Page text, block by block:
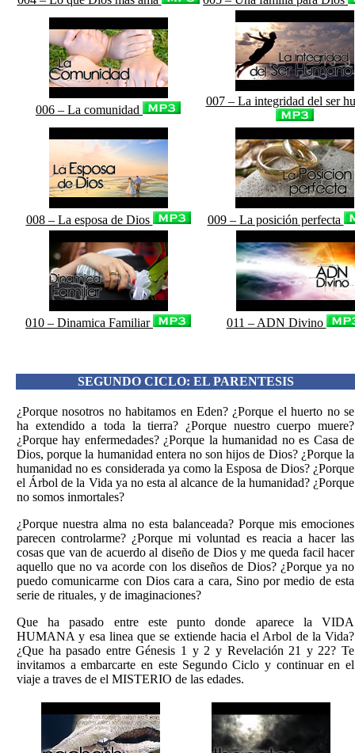
006 – La comunidad
007 – La integridad del ser
008 – La esposa de Dios 009 – La posición perfecta
010 – Dinamica Familiar 011 – ADN Divino
SEGUNDO CICLO: EL PARENTESIS
¿Porque nosotros no habitamos en Eden? ¿Porque el huerto no se
ha extendido a toda la tierra? ¿Porque nuestro cuerpo muere?
¿Porque hay enfermedades? ¿Porque la humanidad no es Casa de
Dios, porque la humanidad entera no son hijos de Dios? ¿Porque la
humanidad no es considerada ya como la Esposa de Dios? ¿Porque
el Árbol de la Vida ya no esta al alcance de la humanidad? ¿Porque
no somos inmortales?
¿Porque nuestra alma no esta balanceada? Porque mis emociones
parecen controlarme? ¿Porque mi voluntad es reacia a hacer las
cosas que van de acuerdo al diseño de Dios y me queda facil hacer
aquello que no va acorde con los diseños de Dios? ¿Porque ya no
puedo comunicarme con Dios cara a cara, Sino por medio de esta
serie de rituales, y de imaginaciones?
Que ha pasado entre este punto donde aparece la VIDA
HUMANA y esa linea que se extiende hacia el Arbol de la Vida?
¿Que ha pasado entre Génesis 1 y 2 y Revelación 21 y 22? Te
invitamos a embarcarte en este Segundo Ciclo y continuar en el
viaje a traves de el MISTERIO de las edades.